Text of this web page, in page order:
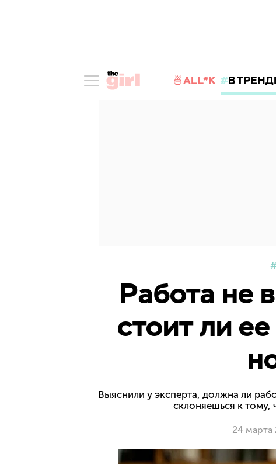
🍜ALL*K В
Работа не
стоит ли
Выяснили у эксперта, должна ли
склоняешься к тому,
24 марта